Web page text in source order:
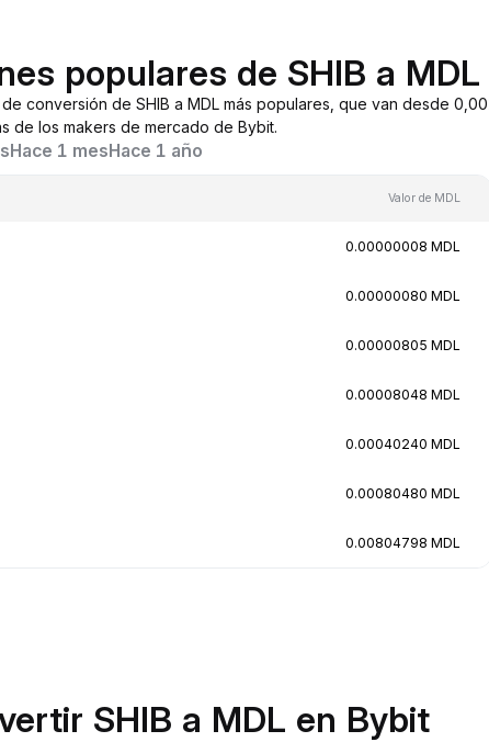
populares de SHIB a MDL
conversión de SHIB a MDL más populares, que van desde
de los makers de mercado de Bybit.
Hace 1 mesHace 1 año
Valor de MDL
0.00000008 MDL
0.00000080 MDL
0.00000805 MDL
0.00008048 MDL
0.00040240 MDL
0.00080480 MDL
0.00804798 MDL
SHIB a MDL en Bybit